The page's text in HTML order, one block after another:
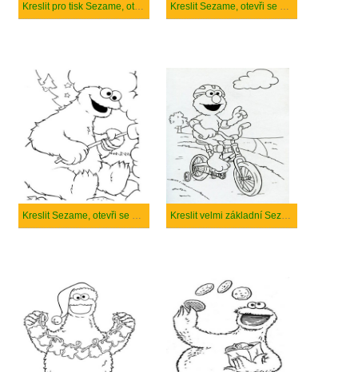
Kreslit pro tisk Sezame, otevři se Kreslit Sezame, otevři se pro tisk
Kreslit Sezame, otevři se normální Kreslit velmi základní Sezame, otevři se